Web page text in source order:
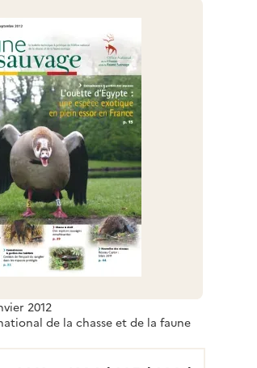
2012
de la chasse et de la faune